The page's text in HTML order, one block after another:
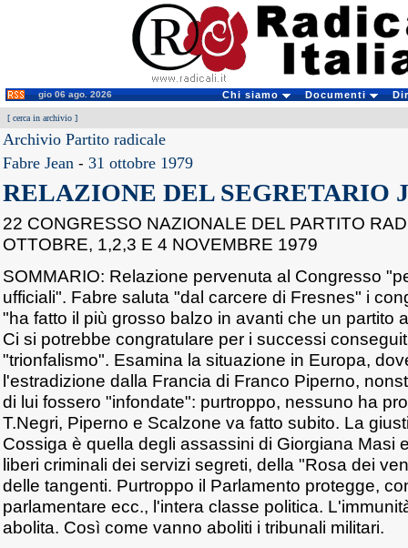
gio 06 ago. 2026 Chi siamo Documenti
[ cerca in archivio ]
Archivio Partito radicale
Fabre Jean - 31 ottobre 1979
RELAZIONE DEL SEGRETARIO
22 CONGRESSO NAZIONALE DEL PARTITO
OTTOBRE, 1,2,3 E 4 NOVEMBRE 1979
SOMMARIO: Relazione pervenuta al Congresso
ufficiali". Fabre saluta "dal carcere di Fresnes" i
"ha fatto il più grosso balzo in avanti che un partito
Ci si potrebbe congratulare per i successi
"trionfalismo". Esamina la situazione in Europa,
l'estradizione dalla Francia di Franco Piperno,
di lui fossero "infondate": purtroppo, nessuno ha
T.Negri, Piperno e Scalzone va fatto subito. La
Cossiga è quella degli assassini di Giorgiana Masi
liberi criminali dei servizi segreti, della "Rosa dei
delle tangenti. Purtroppo il Parlamento protegge,
parlamentare ecc., l'intera classe politica.
abolita. Così come vanno aboliti i tribunali militari.